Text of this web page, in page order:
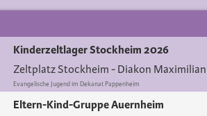
Kinderzeltlager Stockheim 2026
Zeltplatz Stockheim
Diakon
Evangelische Jugend im Dekanat Pappenheim
Eltern-Kind-Gruppe Auernheim